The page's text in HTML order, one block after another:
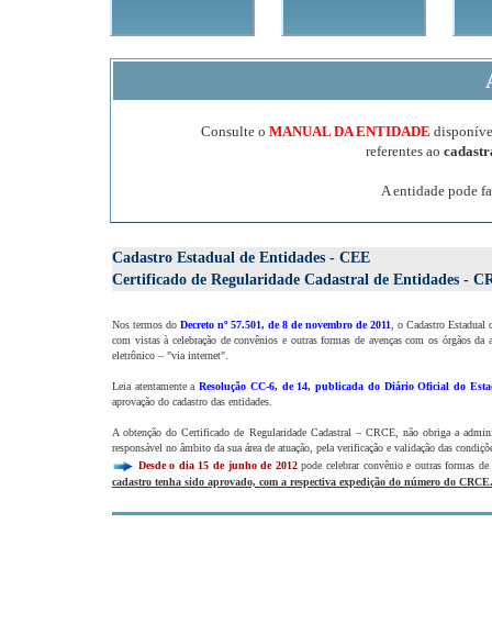
Consulte o MANUAL DA ENTIDADE
referentes ao
A entidade pode
Cadastro Estadual de Entidades - CEE
Certificado de Regularidade Cadastral de Entidades -
Nos termos do Decreto nº 57.501, de 8 de novembro de 2011 , o Cadastro
com vistas à celebração de convênios e outras formas de avenças com os órgãos
eletrônico – "via internet".
Leia atentamente aResolução CC-6, de 14, publicada do Diário Oficial do
aprovação do cadastro das entidades.
A obtenção do Certificado de Regularidade Cadastral – CRCE, não obriga a
responsável no âmbito da sua área de atuação, pela verificação e validação das
Desde o dia 15 de junho de 2012pode celebrar convênio e outras formas
cadastro tenha sido aprovado, com a respectiva expedição do número do CRCE.